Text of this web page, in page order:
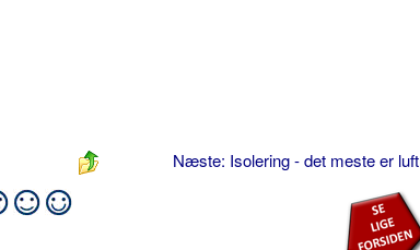
Næste: Isolering - det meste er luft